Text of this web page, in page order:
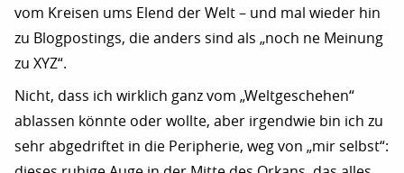
vom Kreisen ums Elend der Welt – und mal wieder hin
zu Blogpostings, die anders sind als „noch ne Meinung
zu XYZ“.
Nicht, dass ich wirklich ganz vom „Weltgeschehen“
ablassen könnte oder wollte, aber irgendwie bin ich zu
sehr abgedriftet in die Peripherie, weg von „mir selbst“: